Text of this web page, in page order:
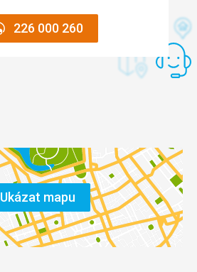
226 000 260
Ukázat mapu